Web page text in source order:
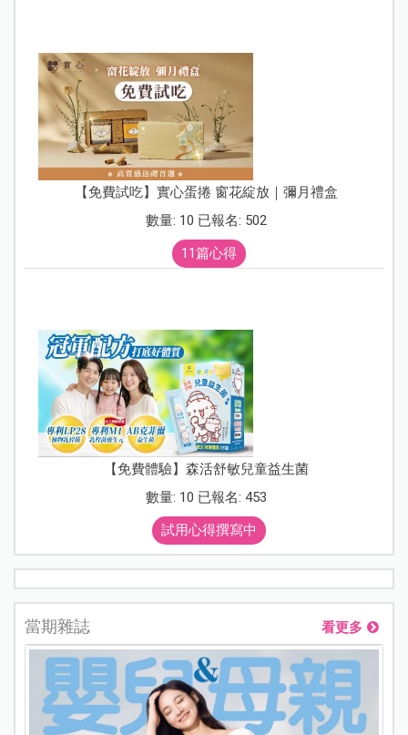
【免費試吃】實心蛋捲 窗花綻放｜彌月禮盒
數量: 10 已報名: 502
11篇心得
【免費體驗】森活舒敏兒童益生菌
數量: 10 已報名: 453
試用心得撰寫中
當期雜誌 看更多